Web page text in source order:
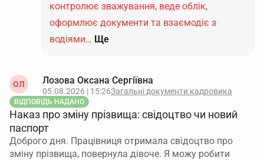
контролює зважування, веде облік,
оформлює документи та взаємодіє з
водіями… Ще
ОЛ Лозова Оксана Сергіївна
05.08.2026 | 15:26Загальні документи кадровика
ВІДПОВІДЬ НАДАНО
Наказ про зміну прізвища: свідоцтво чи новий
паспорт
Доброго дня. Працівниця отримала свідоцтво про
зміну прізвища, повернула дівоче. Я можу робити